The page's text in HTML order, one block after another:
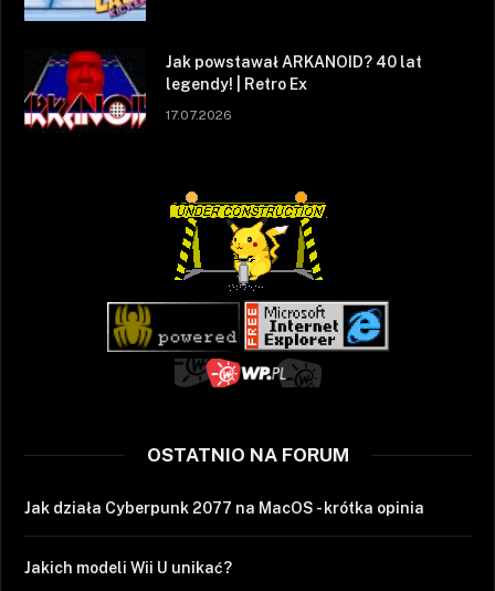
Jak powstawał ARKANOID? 40 lat
legendy! | Retro Ex
17.07.2026
OSTATNIO NA FORUM
Jak działa Cyberpunk 2077 na MacOS - krótka opinia
Jakich modeli Wii U unikać?